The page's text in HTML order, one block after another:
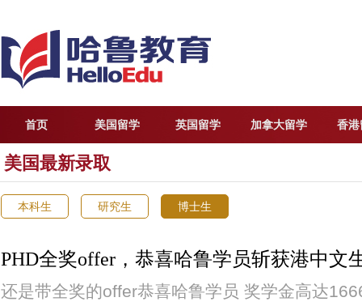
首页 美国留学 英国留学 加拿大留学 香港
美国最新录取
本科生 研究生 博士生
​PHD全奖offer，恭喜哈鲁学员斩获港中文
还是带全奖的offer恭喜哈鲁学员 奖学金高达